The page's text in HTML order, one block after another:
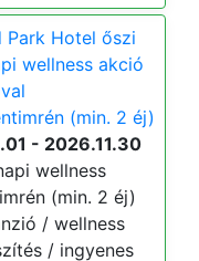
Hotel őszi
wellness akció
(min. 2 éj)
- 2026.11.30
wellness
(min. 2 éj)
/ wellness
/ ingyenes